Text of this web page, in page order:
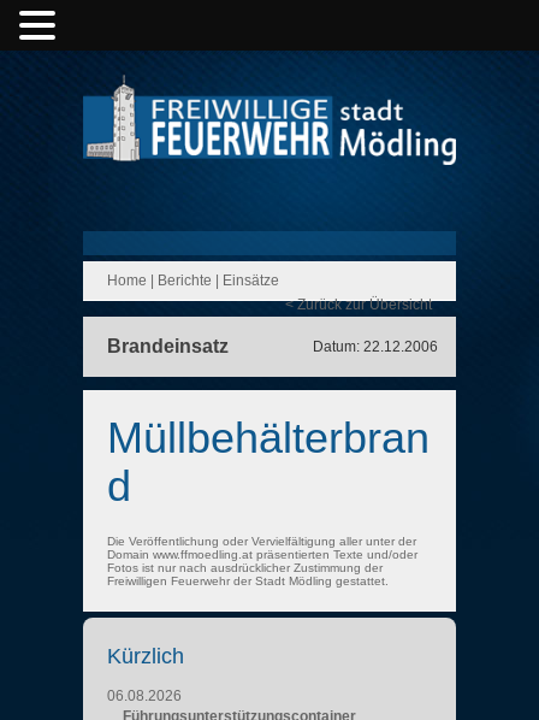
Home Berichte
Einsätze
< Zurück zur Übersicht
Brandeinsatz Datum: 22.12.2006
Müllbehälterbran
d
Die Veröffentlichung oder Vervielfältigung aller unter der
Domain www.ffmoedling.at präsentierten Texte und/oder
Fotos ist nur nach ausdrücklicher Zustimmung der
Freiwilligen Feuerwehr der Stadt Mödling gestattet.
Kürzlich
06.08.2026
Führungsunterstützungscontainer